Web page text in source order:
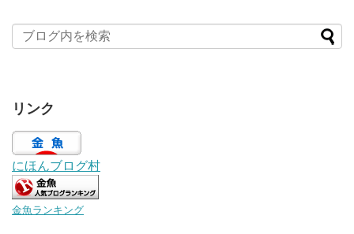
リンク
にほんブログ村
金魚ランキング